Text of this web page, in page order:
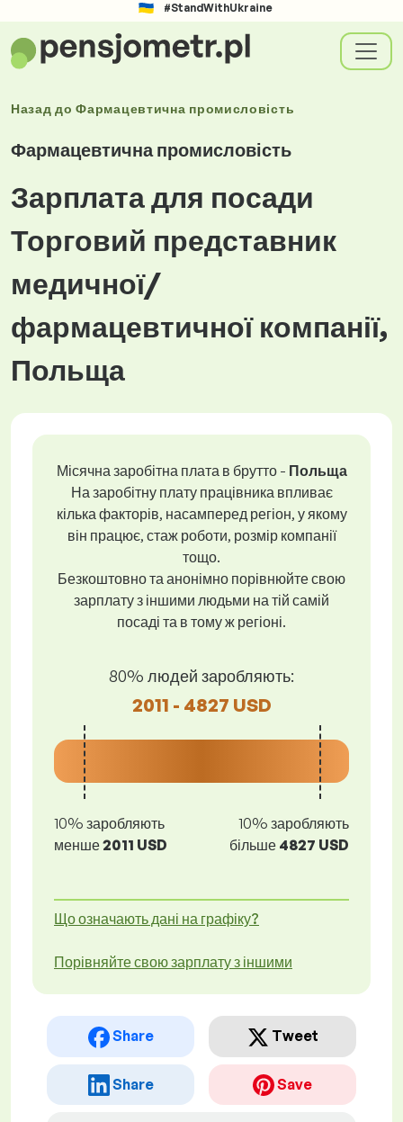
#StandWithUkraine
Назад доФармацевтична промисловість
Фармацевтична промисловість
Зарплата для посади
Торговий представник
медичної/
фармацевтичної компанії,
Польща
Місячна заробітна плата в брутто - Польща
На заробітну плату працівника впливає
кілька факторів, насамперед регіон, у якому
він працює, стаж роботи, розмір компанії
тощо.
Безкоштовно та анонімно порівнюйте свою
зарплату з іншими людьми на тій самій
посаді та в тому ж регіоні.
80% людей заробляють:
2011 - 4827 USD
10% заробляють
менше2011 USD
10% заробляють
більше 4827 USD
Що означають дані на графіку?
Порівняйте свою зарплату з іншими
Share Tweet
Share Save